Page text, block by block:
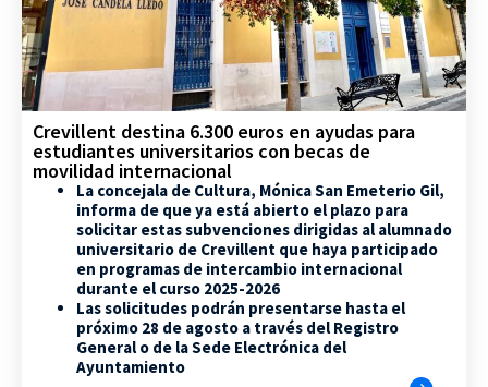
Crevillent destina 6.300 euros en ayudas para
estudiantes universitarios con becas de
movilidad internacional
La concejala de Cultura, Mónica San Emeterio Gil,
informa de que ya está abierto el plazo para
solicitar estas subvenciones dirigidas al alumnado
universitario de Crevillent que haya participado
en programas de intercambio internacional
durante el curso 2025-2026
Las solicitudes podrán presentarse hasta el
próximo 28 de agosto a través del Registro
General o de la Sede Electrónica del
Ayuntamiento